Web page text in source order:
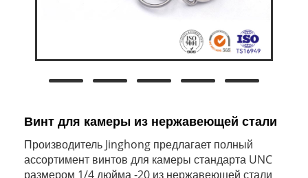
Винт для камеры из нержавеющей стали
Производитель Jinghong предлагает полный
ассортимент винтов для камеры стандарта UNC
размером 1/4 дюйма -20 из нержавеющей стали